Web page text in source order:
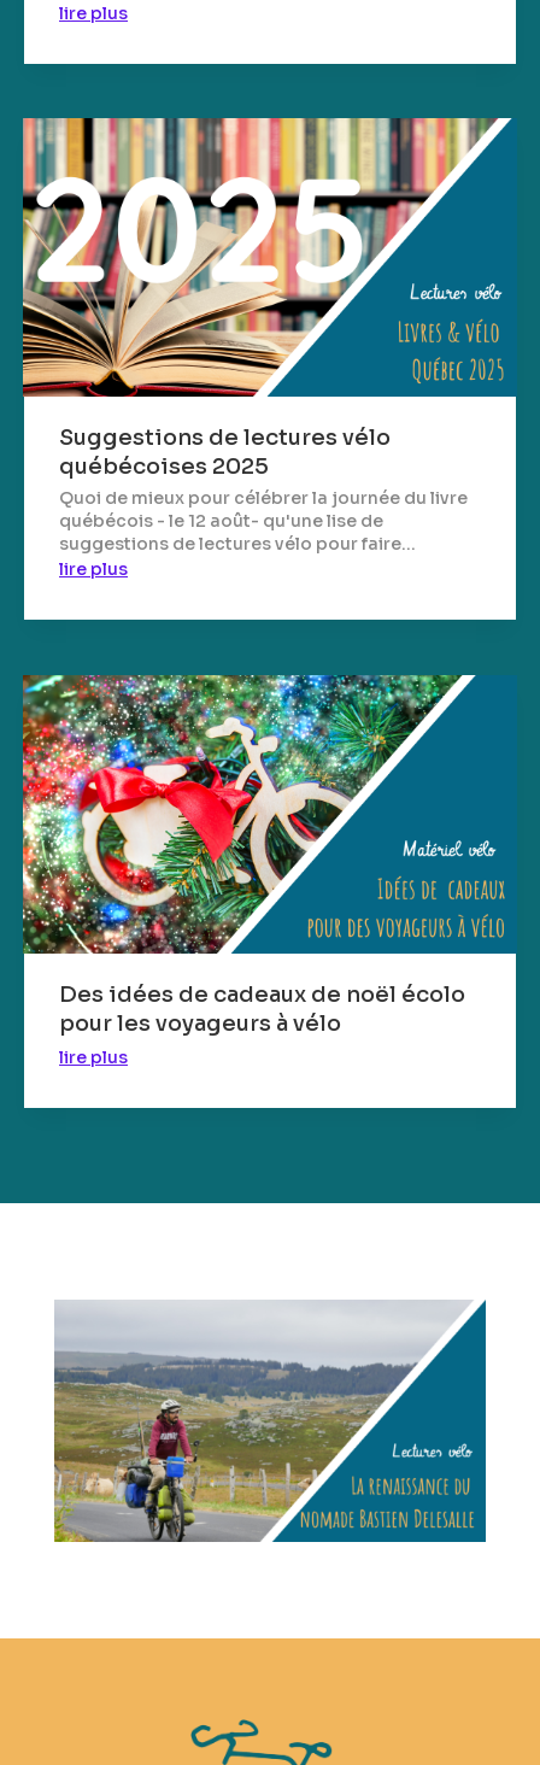
lire plus
Suggestions de lectures vélo
québécoises 2025
Quoi de mieux pour célébrer la journée du livre
québécois - le 12 août- qu'une lise de
suggestions de lectures vélo pour faire...
lire plus
Des idées de cadeaux de noël écolo
pour les voyageurs à vélo
lire plus